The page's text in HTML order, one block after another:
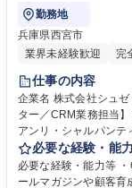
勤務地
兵庫県西宮市
業界未経験歓迎
完
仕事の内容
企業名 株式会社シュゼット・ホー
ター／CRM業務担当】ア
アンリ・シャルパンテ
担当。戦略立案・実行
推進していただきます。 ・CRM戦略の立案・実行および関係部署
携 ・メルマガ・アプ
必要な経験・能
必要な経験・能力等
ールマガジンや顧客育